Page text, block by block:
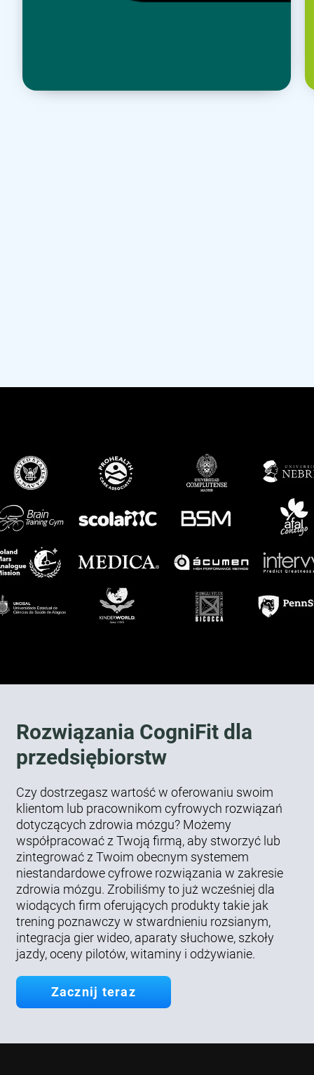
Rozwiązania CogniFit dla
przedsiębiorstw
Czy dostrzegasz wartość w oferowaniu swoim
klientom lub pracownikom cyfrowych rozwiązań
dotyczących zdrowia mózgu? Możemy
współpracować z Twoją firmą, aby stworzyć lub
zintegrować z Twoim obecnym systemem
niestandardowe cyfrowe rozwiązania w zakresie
zdrowia mózgu. Zrobiliśmy to już wcześniej dla
wiodących firm oferujących produkty takie jak
trening poznawczy w stwardnieniu rozsianym,
integracja gier wideo, aparaty słuchowe, szkoły
jazdy, oceny pilotów, witaminy i odżywianie.
Zacznij teraz